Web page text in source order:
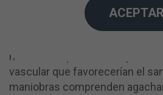
Durante el periodo
aquellos casos en los que se
maniobras que suban la presión
vascular que favorecerían el
maniobras comprenden
ACEPTAR